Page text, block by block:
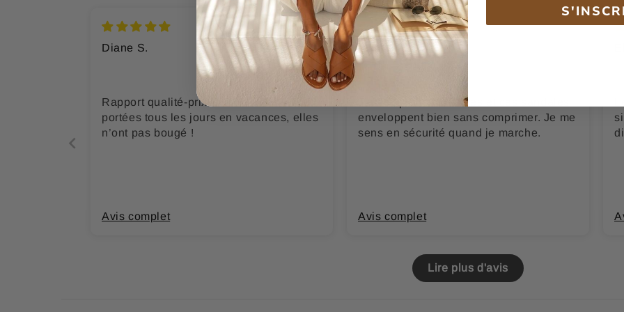
Diane S.
Rapport qualité-prix excellent. Je les ai
portées tous les jours en vacances, elles
n’ont pas bougé !
Avis complet
Manon R.
J’ai les pieds sensibles et ces sandales
enveloppent bien sans comprimer. Je me
sens en sécurité quand je marche.
Avis complet
Lire plus d'avis